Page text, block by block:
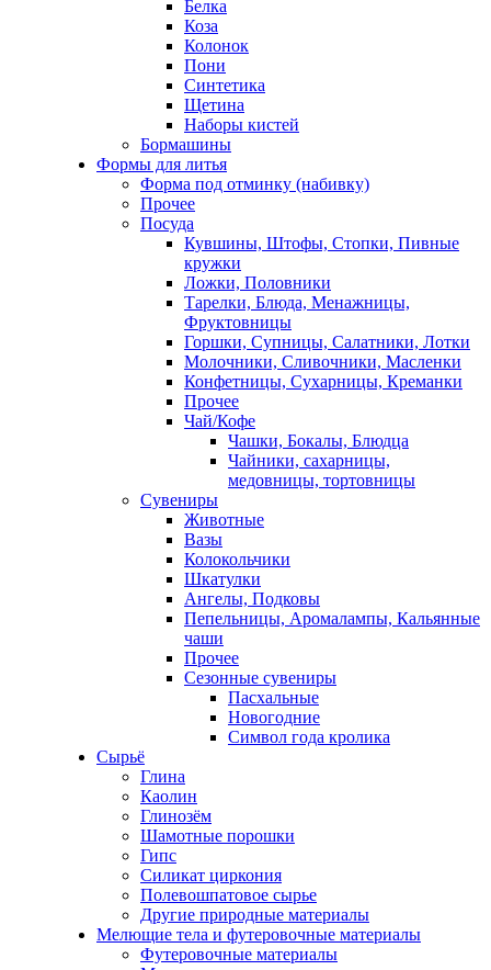
Белка
Коза
Колонок
Пони
Синтетика
Щетина
Наборы кистей
Бормашины
Формы для литья
Форма под отминку (набивку)
Прочее
Посуда
Кувшины, Штофы, Стопки, Пивные
кружки
Ложки, Половники
Тарелки, Блюда, Менажницы,
Фруктовницы
Горшки, Супницы, Салатники, Лотки
Молочники, Сливочники, Масленки
Конфетницы, Сухарницы, Креманки
Прочее
Чай/Кофе
Чашки, Бокалы, Блюдца
Чайники, сахарницы,
медовницы, тортовницы
Сувениры
Животные
Вазы
Колокольчики
Шкатулки
Ангелы, Подковы
Пепельницы, Аромалампы, Кальянные
чаши
Прочее
Сезонные сувениры
Пасхальные
Новогодние
Символ года кролика
Сырьё
Глина
Каолин
Глинозём
Шамотные порошки
Гипс
Силикат циркония
Полевошпатовое сырье
Другие природные материалы
Мелющие тела и футеровочные материалы
Футеровочные материалы